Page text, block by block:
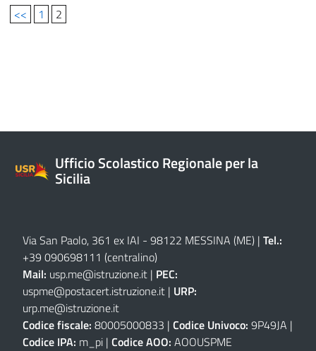
<< 1 2
Ufficio Scolastico Regionale per la
Sicilia
Via San Paolo, 361 ex IAI - 98122 MESSINA (ME) | Tel.:
+39 090698111 (centralino)
Mail: usp.me@istruzione.it | PEC:
uspme@postacert.istruzione.it | URP:
urp.me@istruzione.it
Codice fiscale: 80005000833 | Codice Univoco: 9P49JA |
Codice IPA: m_pi | Codice AOO: AOOUSPME